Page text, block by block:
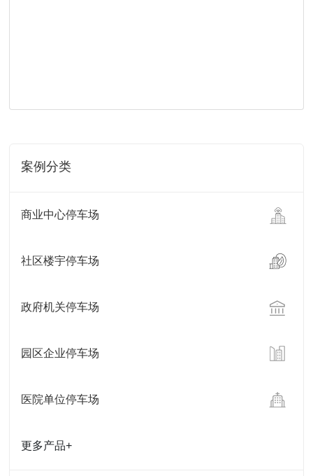
案例分类
商业中心停车场
社区楼宇停车场
政府机关停车场
园区企业停车场
医院单位停车场
更多产品+